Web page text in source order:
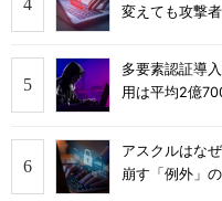
変えても攻撃
多要素認証導
用は平均2億
アスクルはな
崩す「例外」